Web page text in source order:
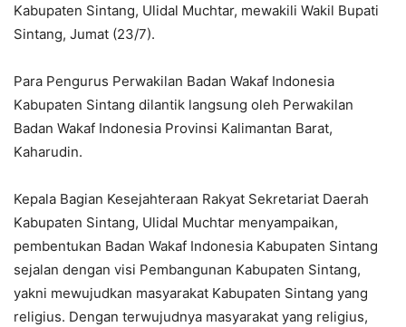
Kabupaten Sintang, Ulidal Muchtar, mewakili Wakil Bupati
Sintang, Jumat (23/7).
Para Pengurus Perwakilan Badan Wakaf Indonesia
Kabupaten Sintang dilantik langsung oleh Perwakilan
Badan Wakaf Indonesia Provinsi Kalimantan Barat,
Kaharudin.
Kepala Bagian Kesejahteraan Rakyat Sekretariat Daerah
Kabupaten Sintang, Ulidal Muchtar menyampaikan,
pembentukan Badan Wakaf Indonesia Kabupaten Sintang
sejalan dengan visi Pembangunan Kabupaten Sintang,
yakni mewujudkan masyarakat Kabupaten Sintang yang
religius. Dengan terwujudnya masyarakat yang religius,